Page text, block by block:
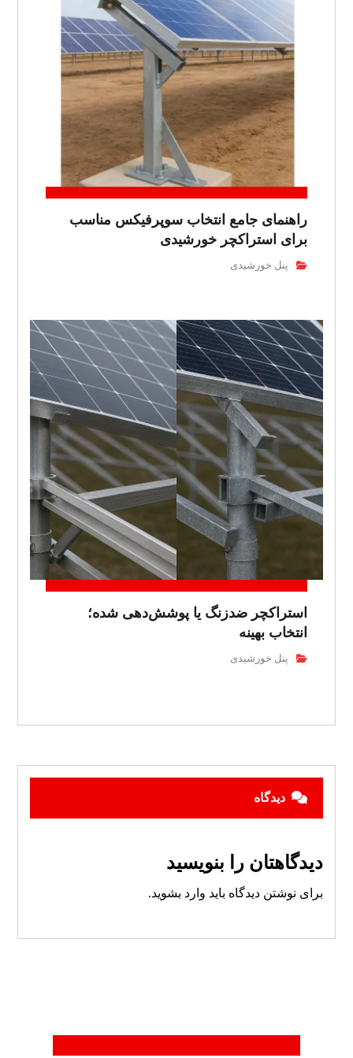
راهنمای جامع انتخاب سوپرفیکس مناسب
برای استراکچر خورشیدی
پنل خورشیدی
استراکچر ضدزنگ یا پوشش‌دهی شده؛
انتخاب بهینه
پنل خورشیدی
دیدگاه
دیدگاهتان را بنویسید
برای نوشتن دیدگاه باید وارد بشوید.